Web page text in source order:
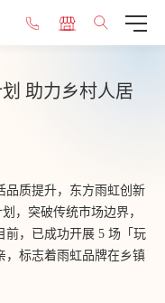
助力乡村人居
品质提升，东方雨虹创新
，突破传统市场边界，
前，已成功开展 5 场「玩
，标志着雨虹品牌在乡镇